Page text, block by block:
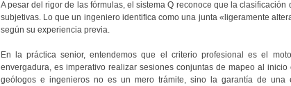
A pesar del rigor de las fórmulas, el sistema Q reconoce que la
subjetivas. Lo que un ingeniero identifica como una junta «ligeramente
según su experiencia previa.
En la práctica senior, entendemos que el criterio profesional es el
envergadura, es imperativo realizar sesiones conjuntas de mapeo al
geólogos e ingenieros no es un mero trámite, sino la garantía de una